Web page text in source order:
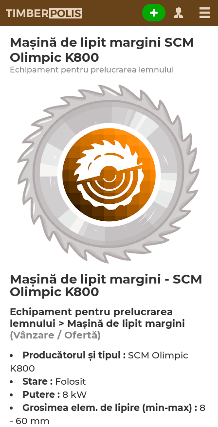
Maşină de lipit margini SCM
Olimpic K800
Echipament pentru prelucrarea lemnului
Maşină de lipit margini - SCM
Olimpic K800
Echipament pentru prelucrarea
lemnului > Maşină de lipit margini
(Vânzare / Ofertă)
Producătorul şi tipul : SCM Olimpic
K800
Stare : Folosit
Putere : 8 kW
Grosimea elem. de lipire (min-max) : 8
- 60 mm